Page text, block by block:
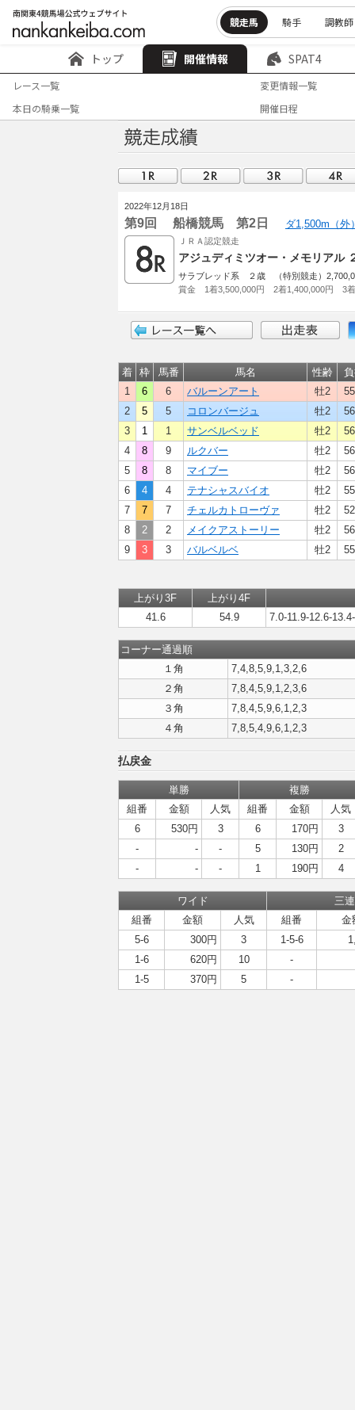
競走馬 騎手 調教師
トップ 開催情報 SPAT4
レース一覧
変更情報一覧
本日の騎乗一覧
開催日程
2022年12月18日
第9回 船橋競馬 第2日 ダ1,500m（外
ＪＲＡ認定競走
アジュディミツオー・メモリア
サラブレッド系 ２歳 （特別競走）
賞金 1着3,500,000円 2着1,400,000円 3
着 枠 馬番 馬名 性齢
1
6 6 バルーンアート 牡2
2
5 5 コロンバージュ 牡2
3
1 1 サンベルベッド 牡2
4
8 9 ルクバー 牡2
5
8 8 マイブー 牡2
6
4 4 テナシャスバイオ 牡2
7
7 7 チェルカトローヴァ 牡2
8
2 2 メイクアストーリー 牡2
9
3 3 バルベルベ 牡2
上がり3F
上がり4F
41.6
54.9 7.0-11.9-12.6-
コーナー通過順
１角
7,4,8,5,9,1,3,2,6
２角
7,8,4,5,9,1,2,3,6
３角
7,8,4,5,9,6,1,2,3
４角
7,8,5,4,9,6,1,2,3
払戻金
単勝
複勝
組番
金額 人気 組番 金額
人気
6
530円 3 6 170円
3
-
- - 5 130円
2
-
- - 1 190円 4
ワイド
三
組番
金額 人気 組番
金
5-6
300円 3 1-5-6
1-6
620円 10
-
1-5
370円 5 -